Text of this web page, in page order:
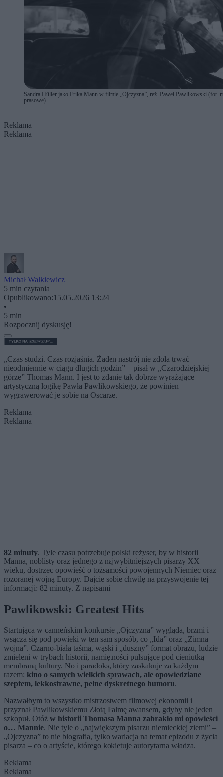
Sandra Hüller jako Erika Mann w filmie „Ojczyzna”, reż. Paweł Pawlikowski (fot.
prasowe)
Reklama
Reklama
Michał Walkiewicz
5 min czytania
Opublikowano:15.05.2026 13:24
•
5 min
Rozpocznij dyskusję!
„Czas studzi. Czas rozjaśnia. Żaden nastrój nie zdoła trwać
nieodmiennie w ciągu długich godzin” – pisał w „Czarodziejskiej
górze” Thomas Mann. I jest to zdanie tak dobrze wyrażające
artystyczną logikę Pawła Pawlikowskiego, że powinien
wygrawerować je sobie na Oscarze.
Reklama
Reklama
82 minuty. Tyle czasu potrzebuje polski reżyser, by w historii
Manna, noblisty oraz jednego z najwybitniejszych pisarzy XX
wieku, dostrzec opowieść o tożsamości powojennych Niemiec oraz
rozoranej wojną Europy. Dajcie sobie chwilę na przyswojenie tej
informacji: 82 minuty. Z napisami.
Pawlikowski: Greatest Hits
Startująca w canneńskim konkursie „Ojczyzna” wygląda, brzmi i
wsącza się pod powieki w ten sam sposób, co „Ida” oraz „Zimna
wojna”. Czarno-biała taśma, wąski i „duszny” format obrazu, ludzie
zmieleni w trybach historii, namiętności pulsujące pod cieniutką
membraną kultury. No i paradoks, który zaskakuje za każdym
razem: kino o samych wielkich sprawach, ale opowiedziane
szeptem, lekkostrawne, pełne dyskretnego humoru.
Nazwałbym to wszystko mistrzostwem filmowej ekonomii i
przyznał Pawlikowskiemu Złotą Palmę awansem, gdyby nie jeden
szkopuł. Otóż w historii Thomasa Manna zabrakło mi opowieści
o… Mannie. Nie tyle o „największym pisarzu niemieckiej ziemi” –
„Ojczyzna” to nie biografia, tylko wariacja na temat epizodu z życia
pisarza – co o artyście, którego kokietuje autorytarna władza.
Reklama
Reklama